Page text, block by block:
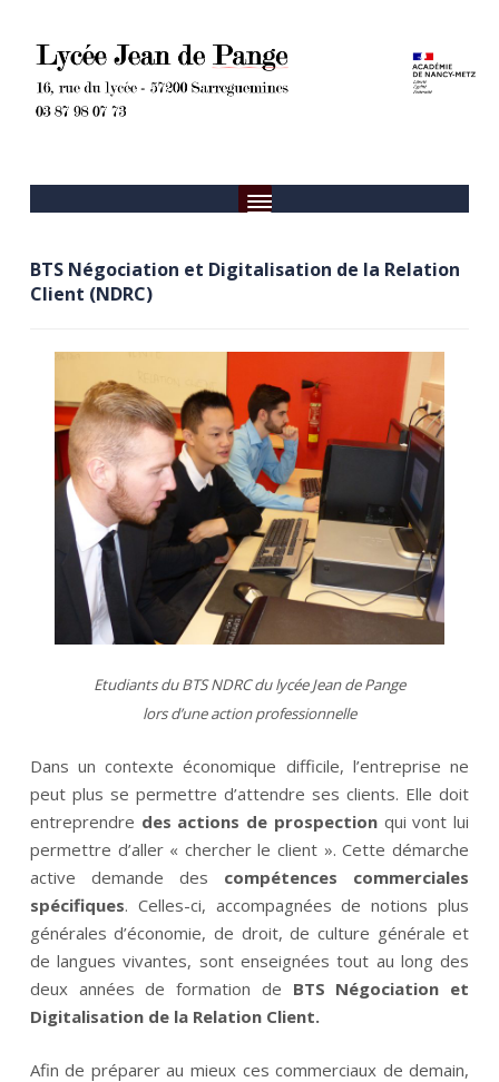
BTS Négociation et Digitalisation de la Relation
Client (NDRC)
Etudiants du BTS NDRC du lycée Jean de Pange
lors d’une action professionnelle
Dans un contexte économique difficile, l’entreprise ne
peut plus se permettre d’attendre ses clients. Elle doit
entreprendre des actions de prospection qui vont lui
permettre d’aller « chercher le client ». Cette démarche
active demande des compétences commerciales
spécifiques. Celles-ci, accompagnées de notions plus
générales d’économie, de droit, de culture générale et
de langues vivantes, sont enseignées tout au long des
deux années de formation de BTS Négociation et
Digitalisation de la Relation Client.
Afin de préparer au mieux ces commerciaux de demain,